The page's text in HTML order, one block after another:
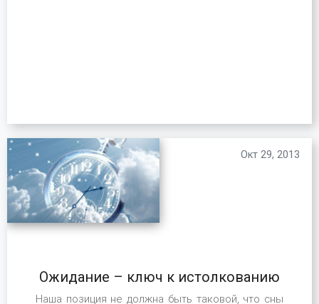
Ожидание – ключ к истолкованию
Наша позиция не должна быть таковой, что сны
Окт 29, 2013